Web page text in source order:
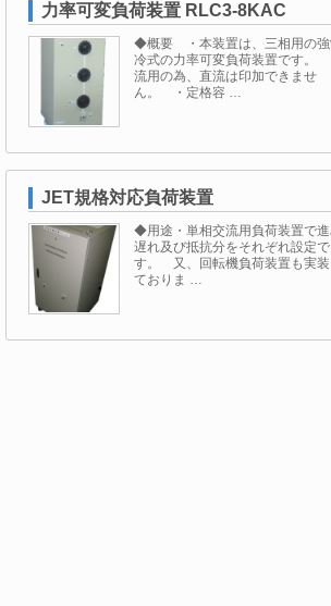
力率可変負荷装置 RLC3-8KAC
◆概要 ・本装置は、三相用の強
冷式の力率可変負荷装置です。
流用の為、直流は印加できませ
ん。 ・定格容 …
JET規格対応負荷装置
◆用途・単相交流用負荷装置で進
遅れ及び抵抗分をそれぞれ設定で
す。 又、回転機負荷装置も実
ておりま …